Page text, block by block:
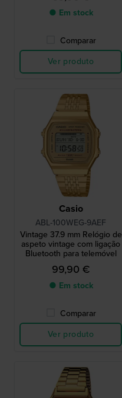
● Em stock
Comparar
Ver produto
Casio
ABL-100WEG-9AEF
Vintage 37.9 mm Relógio de
aspeto vintage com ligação
Bluetooth para telemóvel
99,90 €
● Em stock
Comparar
Ver produto